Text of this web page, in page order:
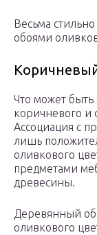
Весьма
обоями
Что может
коричневого и
Ассоциация с
лишь
оливкового
предметами
древесины.
Деревянный
оливкового